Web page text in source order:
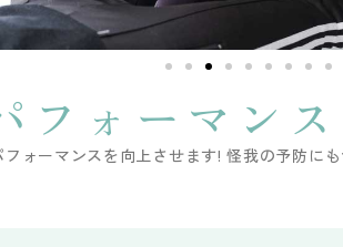
フォーマンス
ォーマンスを向上させます! 怪我の予防に